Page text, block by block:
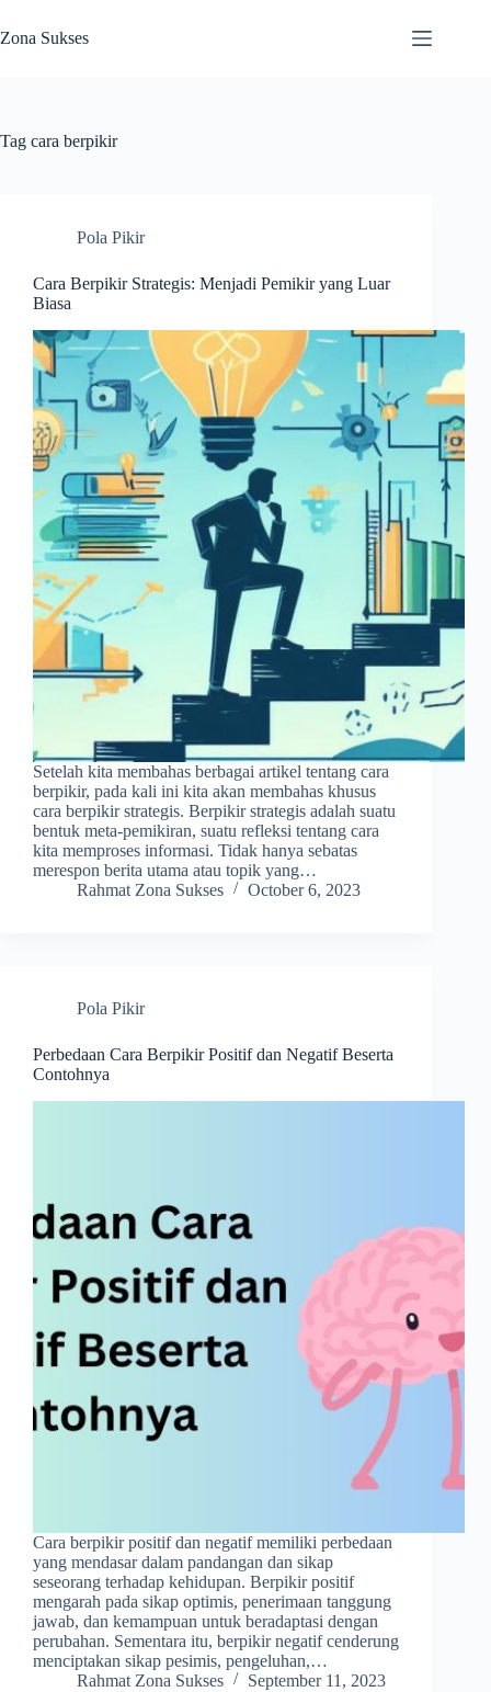
to
content
Zona Sukses
Tag cara berpikir
Pola Pikir
Cara Berpikir Strategis: Menjadi Pemikir yang Luar
Biasa
Setelah kita membahas berbagai artikel tentang cara
berpikir, pada kali ini kita akan membahas khusus
cara berpikir strategis. Berpikir strategis adalah suatu
bentuk meta-pemikiran, suatu refleksi tentang cara
kita memproses informasi. Tidak hanya sebatas
merespon berita utama atau topik yang…
Rahmat Zona Sukses
October 6, 2023
Pola Pikir
Perbedaan Cara Berpikir Positif dan Negatif Beserta
Contohnya
Cara berpikir positif dan negatif memiliki perbedaan
yang mendasar dalam pandangan dan sikap
seseorang terhadap kehidupan. Berpikir positif
mengarah pada sikap optimis, penerimaan tanggung
jawab, dan kemampuan untuk beradaptasi dengan
perubahan. Sementara itu, berpikir negatif cenderung
menciptakan sikap pesimis, pengeluhan,…
Rahmat Zona Sukses
September 11, 2023